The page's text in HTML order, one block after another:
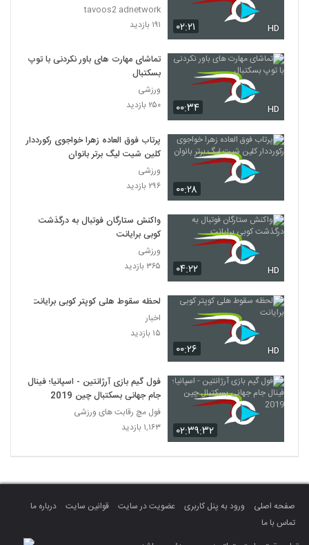
۰۲:۲۱ HD
tavoos2 adnetwork
۱۹۱ بازدید
۰۰:۳۴ HD
تماشای مهارت های باور نکردنی با توپ
بسکتبال
ورزشی
۲۵۰ بازدید
۰۰:۲۸
پرتاب فوق‌ العاده زهرا خواجوی رکورددار
کلین شیت لیگ برتر بانوان
ورزشی
۲۹۶ بازدید
۰۴:۲۲ HD
واکنش ستارگان فوتبال به درگذشت
کوبی برایانت
ورزشی
۳۶۵ بازدید
۰۰:۲۶ HD
لحظه سقوط هلی کوپتر کوبی برایانت
اخبار
۱۵ بازدید
۰۲:۳۹:۳۲
فول گیم بازی آرژانتین - اسپانیا؛ فینال
جام جهانی بسکتبال چین 2019
فول مچ رقابت های ورزشی
۱,۱۶۳ بازدید
صفحه اصلی ورود به پنل کاربری عضویت در سایت قوانین سایت
درباره ما
تماس با ما